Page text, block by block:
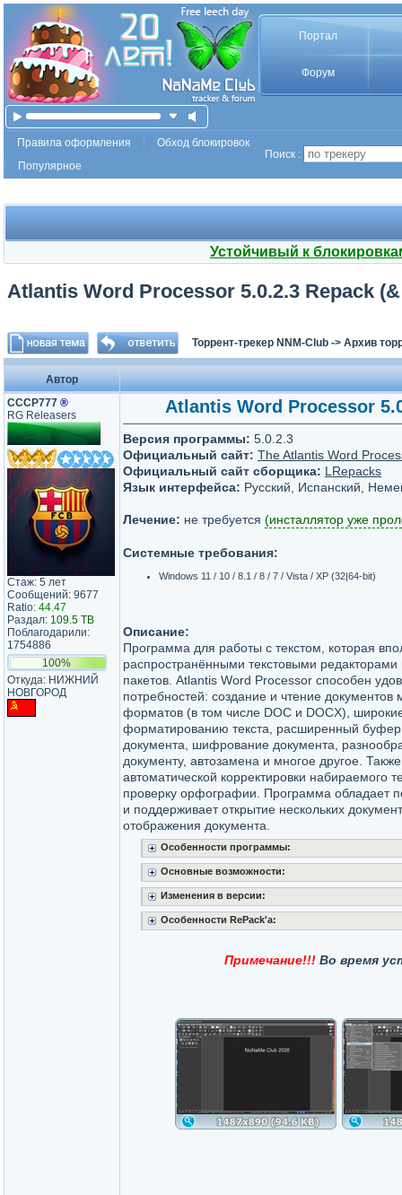
Портал
Форум
Правила оформления
Обход блокировок
Популярное
Поиск :
Устойчивый к
Atlantis Word Processor 5.0.2.3 Repack
Торрент-трекер NNM-Club -> Архив
Автор
СССР777 ®
RG Releasers
Стаж: 5 лет
Сообщений: 9677
Ratio: 44.47
Раздал: 109.5 TB
Поблагодарили:
1754886
100%
Откуда: НИЖНИЙ
НОВГОРОД
Atlantis Word Processor
Версия программы: 5.0.2.3
Официальный сайт: The Atlantis Word
Официальный сайт сборщика: LRepacks
Язык интерфейса: Русский, Испанский,
Лечение: не требуется (инсталлятор уже
Системные требования:
Windows 11 / 10 / 8.1 / 8 / 7 / Vista / XP (32|64-bit)
Описание:
Программа для работы с текстом, которая
распространёнными текстовыми
пакетов. Atlantis Word Processor способен
потребностей: создание и чтение документов
форматов (в том числе DOC и DOCX),
форматированию текста, расширенный
документа, шифрование документа,
документу, автозамена и многое другое.
автоматической корректировки набираемого
проверку орфографии. Программа обладает
и поддерживает открытие нескольких
отображения документа.
Особенности программы:
Основные возможности:
Изменения в версии:
Особенности RePack'a:
Примечание!!!Во время